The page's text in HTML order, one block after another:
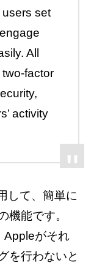
set
All
factor
activity
して、簡単に
機能です。
Appleがそれ
を行わないと